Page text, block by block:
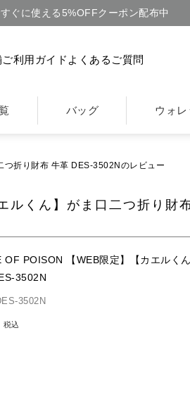
ぐに使える5%OFFクーポン配布中
ご利用ガイド よくあるご質問
バッグ ウォ
つ折り財布 牛革 DES-3502Nのレビュー
くん】がま口二つ折り財
OF POISON 【WEB限定】【カエルく
3502N
3502N
税込